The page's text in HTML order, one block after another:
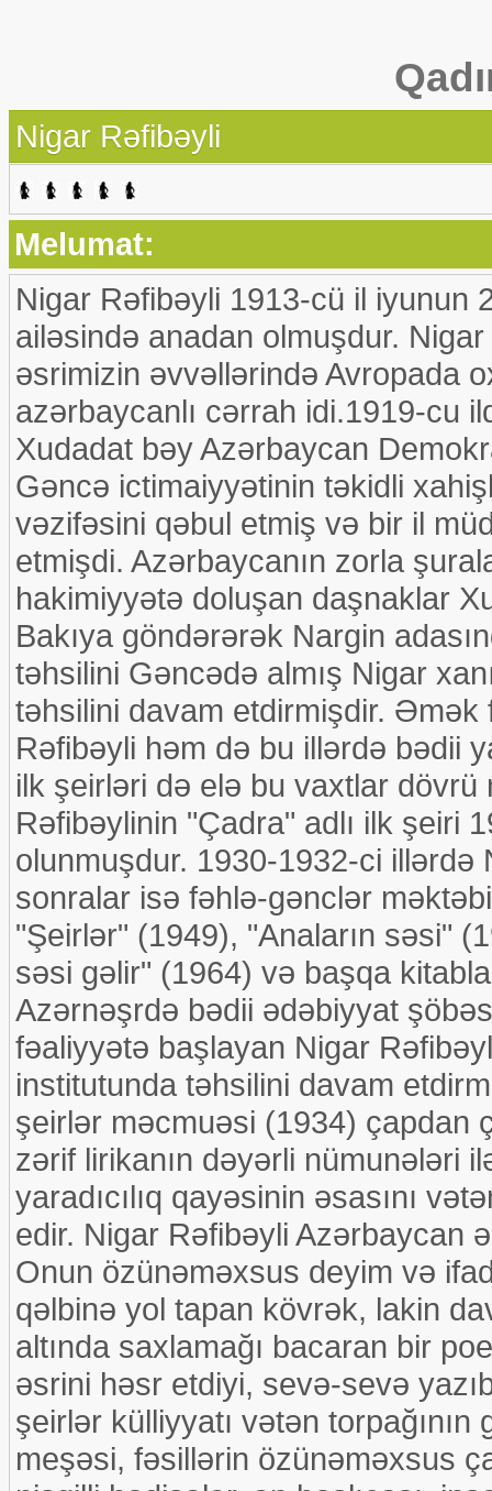
Nigar Rəfibəyli
Melumat:
Nigar Rəfibəyli 1913-cü il iyunun
ailəsində anadan olmuşdur.
əsrimizin əvvəllərində Avropada
azərbaycanlı cərrah idi.1919-cu
Xudadat bəy Azərbaycan
Gəncə ictimaiyyətinin təkidli
vəzifəsini qəbul etmiş və bir il
etmişdi. Azərbaycanın zorla
hakimiyyətə doluşan daşnaklar
Bakıya göndərərək Nargin
təhsilini Gəncədə almış Nigar
təhsilini davam etdirmişdir. Əmək
Rəfibəyli həm də bu illərdə bədii
ilk şeirləri də elə bu vaxtlar
Rəfibəylinin "Çadra" adlı ilk şeiri
olunmuşdur. 1930-1932-ci illərdə
sonralar isə fəhlə-gənclər
"Şeirlər" (1949), "Anaların səsi"
səsi gəlir" (1964) və başqa
Azərnəşrdə bədii ədəbiyyat
fəaliyyətə başlayan Nigar
institutunda təhsilini davam
şeirlər məcmuəsi (1934) çapdan
zərif lirikanın dəyərli nümunələri
yaradıcılıq qayəsinin əsasını
edir. Nigar Rəfibəyli Azərbaycan
Onun özünəməxsus deyim və
qəlbinə yol tapan kövrək, lakin
altında saxlamağı bacaran bir
əsrini həsr etdiyi, sevə-sevə
şeirlər külliyyatı vətən
meşəsi, fəsillərin özünəməxsus